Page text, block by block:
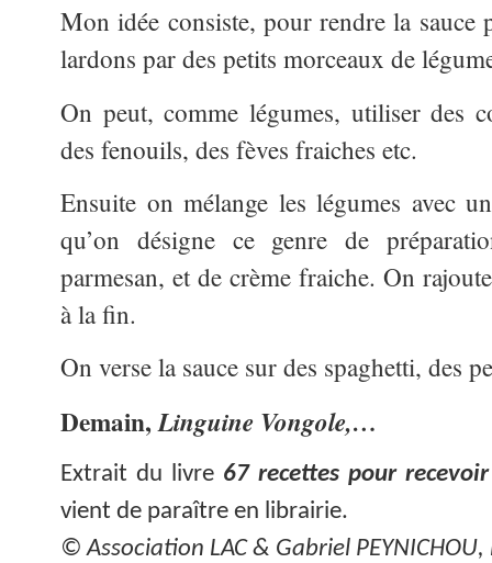
Mon idée consiste, pour rendre la sauce
lardons par des petits morceaux de
On peut, comme légumes, utiliser des
des fenouils, des fèves fraiches etc.
Ensuite on mélange les légumes avec
qu’on désigne ce genre de
parmesan, et de crème fraiche. On
à la fin.
On verse la sauce sur des spaghetti, des
Demain,Linguine Vongole,…
Extrait du livre 67 recettes pour
vient de paraître en librairie.
© Association LAC & Gabriel PEYNICHOU,